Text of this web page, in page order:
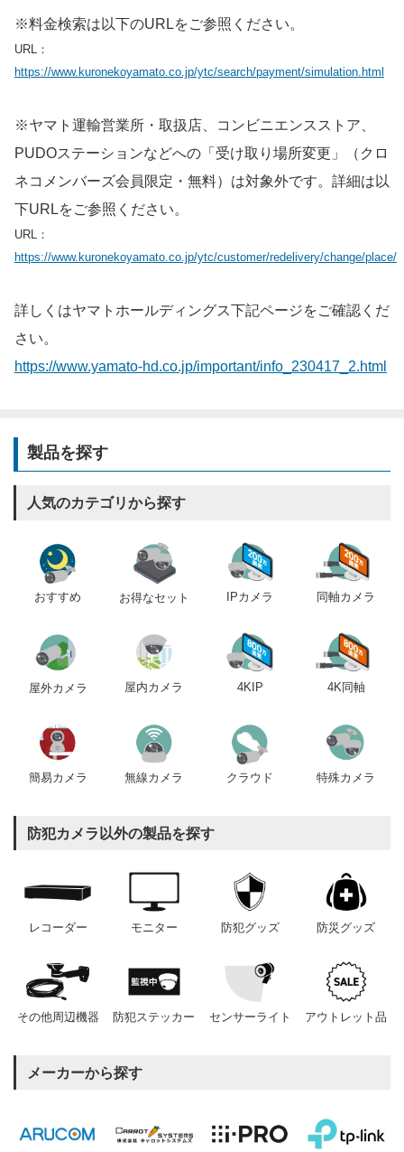
※料金検索は以下のURLをご参照ください。
URL：
https://www.kuronekoyamato.co.jp/ytc/search/payment/simulation.html
※ヤマト運輸営業所・取扱店、コンビニエンスストア、
PUDOステーションなどへの「受け取り場所変更」（クロ
ネコメンバーズ会員限定・無料）は対象外です。詳細は以
下URLをご参照ください。
URL：
https://www.kuronekoyamato.co.jp/ytc/customer/redelivery/change/place/
詳しくはヤマトホールディングス下記ページをご確認くだ
さい。
https://www.yamato-hd.co.jp/important/info_230417_2.html
製品を探す
人気のカテゴリから探す
おすすめ お得なセット IPカメラ 同軸カメラ
屋外カメラ 屋内カメラ 4KIP 4K同軸
簡易カメラ 無線カメラ クラウド 特殊カメラ
防犯カメラ以外の製品を探す
レコーダー モニター 防犯グッズ 防災グッズ
その他周辺機器 防犯ステッカー センサーライト アウトレット品
メーカーから探す